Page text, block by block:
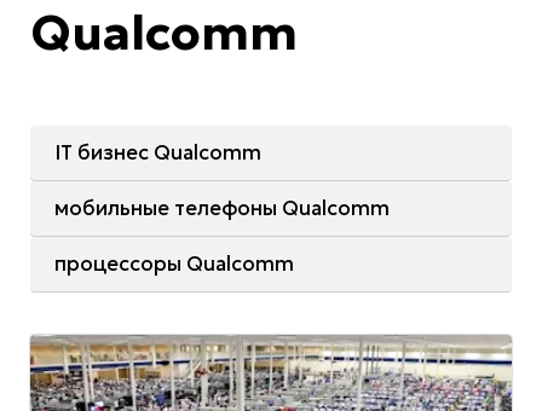
Qualcomm
IT бизнес Qualcomm
мобильные телефоны Qualcomm
процессоры Qualcomm